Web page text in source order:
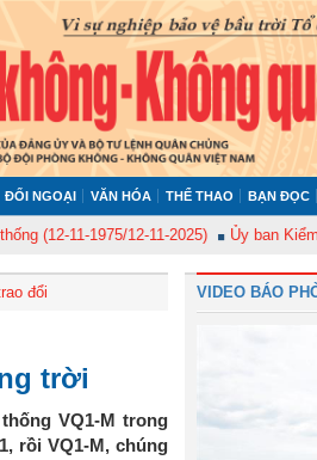
ĐỐI NGOẠI VĂN HÓA THỂ THAO BẠN ĐỌC
11-1975/12-11-2025) Ủy ban Kiểm tra
đổi
trời
VQ1-M trong
rồi VQ1-M, chúng
VIDEO BÁO